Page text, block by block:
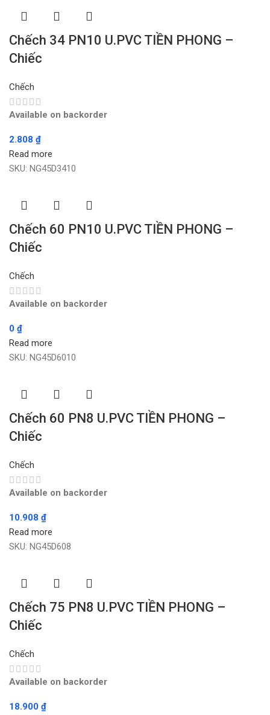
Chếch 34 PN10 U.PVC TIỀN PHONG –
Chiếc
Chếch
Available on backorder
2.808 ₫
Read more
SKU: NG45D3410
Chếch 60 PN10 U.PVC TIỀN PHONG –
Chiếc
Chếch
Available on backorder
0 ₫
Read more
SKU: NG45D6010
Chếch 60 PN8 U.PVC TIỀN PHONG –
Chiếc
Chếch
Available on backorder
10.908 ₫
Read more
SKU: NG45D608
Chếch 75 PN8 U.PVC TIỀN PHONG –
Chiếc
Chếch
Available on backorder
18.900 ₫